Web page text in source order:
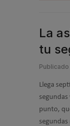
La
tu
Publicado
Llega
segundas
punto,
segundas